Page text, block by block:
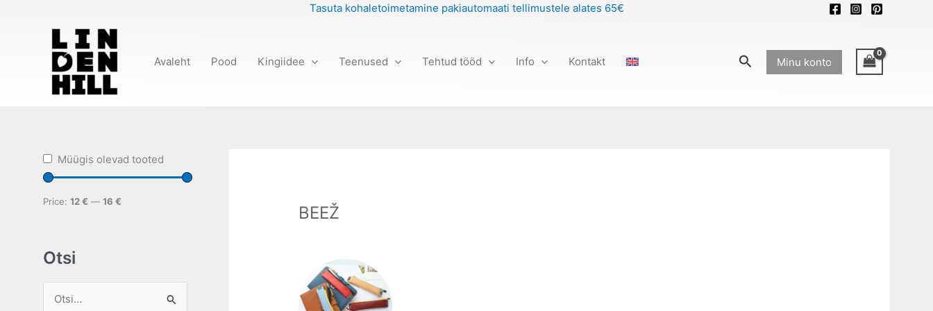
Tasuta kohaletoimetamine pakiautomaati tellimustele alates 65€
Avaleht Pood Kingiidee Teenused Tehtud tööd Info Kontakt SearchMinu konto
Müügis olevad tooted
Price: 12 € — 16 €
Otsi
BEEŽ
12,00 €
through
This
product
has